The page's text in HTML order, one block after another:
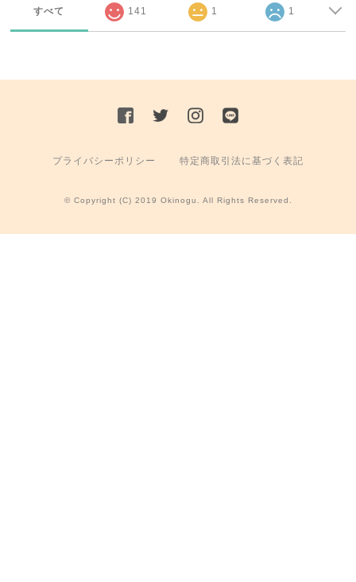
すべて 141 1 1
プライバシーポリシー 特定商取引法に基づく表記
© Copyright (C) 2019 Okinogu. All Rights Reserved.